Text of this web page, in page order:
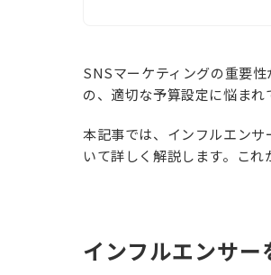
SNSマーケティングの重要
の、適切な予算設定に悩まれ
本記事では、インフルエン
いて詳しく解説します。これ
インフルエンサ